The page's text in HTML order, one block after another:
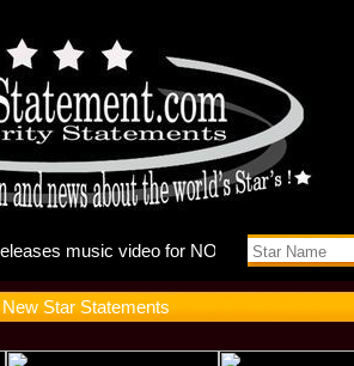
New Star Statements